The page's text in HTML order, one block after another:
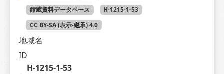
館蔵資料データベース
H-1215-1-53
CC BY-SA (表示-継承) 4.0
地域名
ID
H-1215-1-53